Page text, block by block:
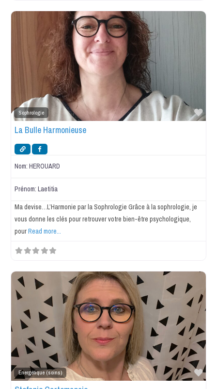
Sophrologie
La Bulle Harmonieuse
Nom:HEROUARD
Prénom:Laetitia
Ma devise…L’Harmonie par la Sophrologie Grâce à la sophrologie, je
vous donne les clés pour retrouver votre bien-être psychologique,
pourRead more...
Energétique (soins)